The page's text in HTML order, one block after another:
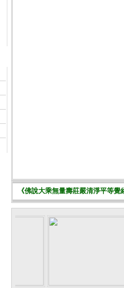
《佛說大乘無量壽莊嚴清淨平等覺